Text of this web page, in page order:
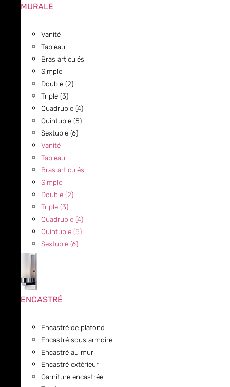
MURALE
Vanité
Tableau
Bras articulés
Simple
Double (2)
Triple (3)
Quadruple (4)
Quintuple (5)
Sextuple (6)
Vanité
Tableau
Bras articulés
Simple
Double (2)
Triple (3)
Quadruple (4)
Quintuple (5)
Sextuple (6)
ENCASTRÉ
Encastré de plafond
Encastré sous armoire
Encastré au mur
Encastré extérieur
Garniture encastrée